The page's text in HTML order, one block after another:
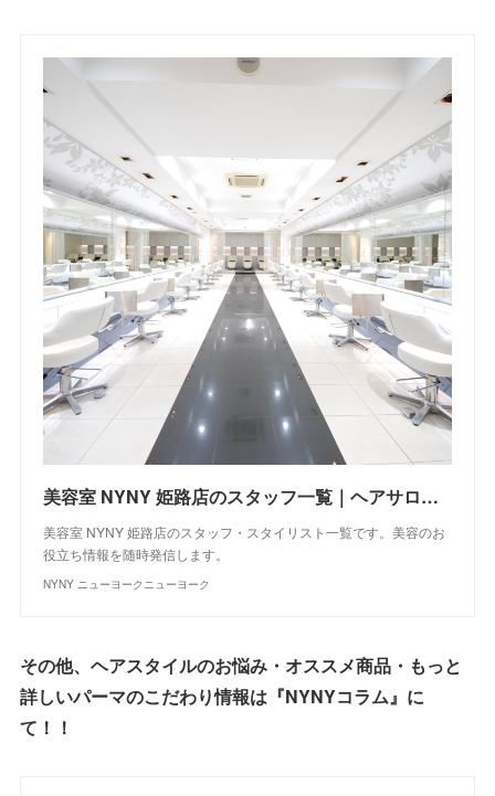
美容室 NYNY 姫路店のスタッフ一覧｜ヘアサロン・美容院｜ニューヨークニューヨーク
美容室 NYNY 姫路店のスタッフ・スタイリスト一覧です。美容のお
役立ち情報を随時発信します。
NYNY ニューヨークニューヨーク
その他、ヘアスタイルのお悩み・オススメ商品・もっと
詳しいパーマのこだわり情報は『NYNYコラム』に
て！！